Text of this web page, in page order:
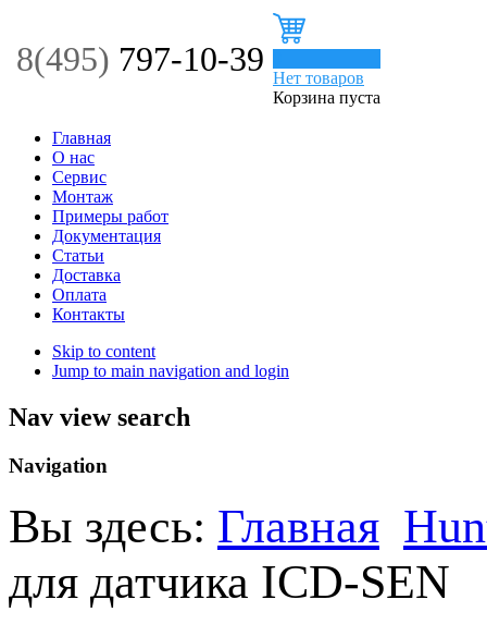
8(495) 797-10-39 Нет товаров
Корзина пуста
Главная
О нас
Сервис
Монтаж
Примеры работ
Документация
Статьи
Доставка
Оплата
Контакты
Skip to content
Jump to main navigation and login
Nav view search
Navigation
Вы здесь: Главная
для датчика ICD-SEN